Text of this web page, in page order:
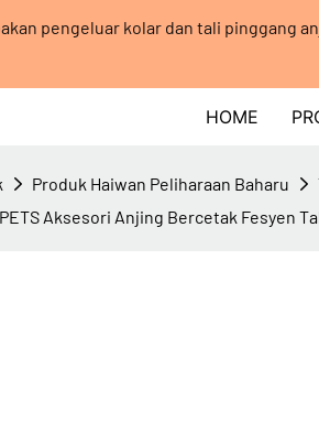
pengeluar kolar dan tali pinggang
HOME
Produk Haiwan Peliharaan Baharu
Aksesori Anjing Bercetak Fesyen